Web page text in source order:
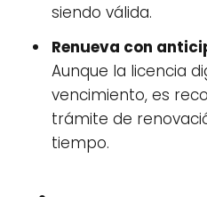
siendo válida.
Renueva con
Aunque la licencia
vencimiento, es
trámite de
tiempo.